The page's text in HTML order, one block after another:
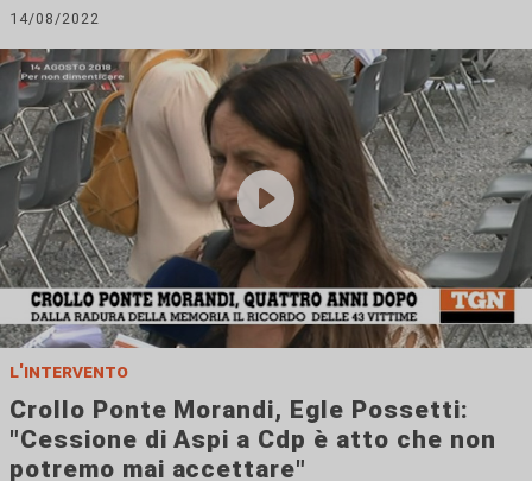
14/08/2022
l'intervento
Crollo Ponte Morandi, Egle Possetti:
"Cessione di Aspi a Cdp è atto che non
potremo mai accettare"